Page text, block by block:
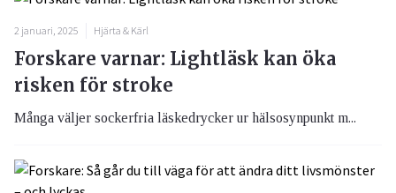
2 januari, 2025 Hjärta & Kärl
Forskare varnar: Lightläsk kan öka
risken för stroke
Många väljer sockerfria läskedrycker ur hälsosynpunkt m...